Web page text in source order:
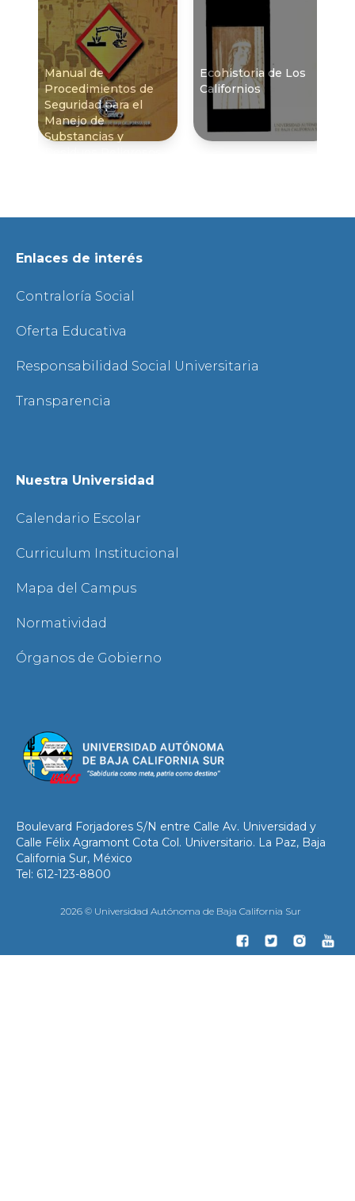
Manual de
Procedimientos de
Seguridad para el
Manejo de
Substancias y
Ecohistoria de Los
Californios
Enlaces de interés
Contraloría Social
Oferta Educativa
Responsabilidad Social Universitaria
Transparencia
Nuestra Universidad
Calendario Escolar
Curriculum Institucional
Mapa del Campus
Normatividad
Órganos de Gobierno
Boulevard Forjadores S/N entre Calle Av. Universidad y
Calle Félix Agramont Cota Col. Universitario. La Paz, Baja
California Sur, México
Tel: 612-123-8800
2026 © Universidad Autónoma de Baja California Sur